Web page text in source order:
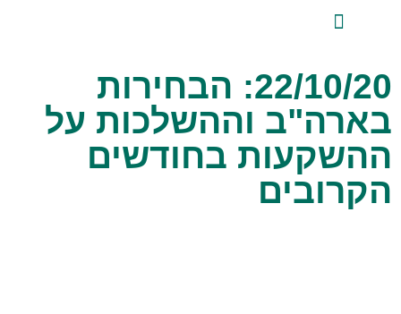
22/10/20: הבחירות
בארה"ב וההשלכות על
ההשקעות בחודשים
הקרובים